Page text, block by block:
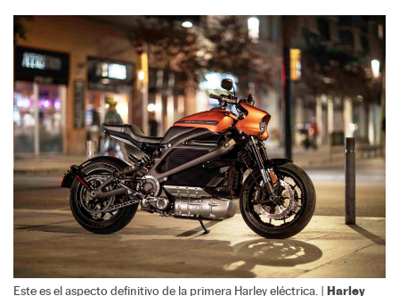
Este es el aspecto definitivo de la primera Harley eléctrica. | Harley